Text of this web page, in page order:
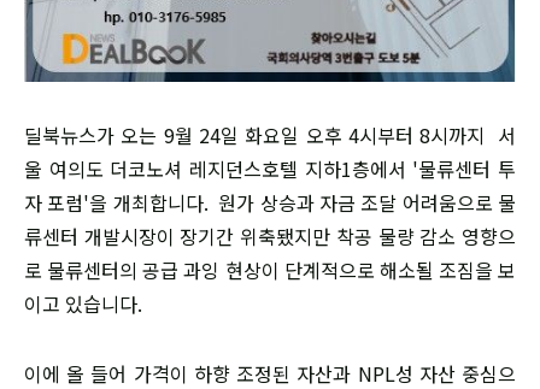
딜북뉴스가 오는 9월 24일 화요일 오후 4시부터 8시까지 서
울 여의도 더코노셔 레지던스호텔 지하1층에서 '물류센터 투
자 포럼'을 개최합니다. 원가 상승과 자금 조달 어려움으로 물
류센터 개발시장이 장기간 위축됐지만 착공 물량 감소 영향으
로 물류센터의 공급 과잉 현상이 단계적으로 해소될 조짐을 보
이고 있습니다.
이에 올 들어 가격이 하향 조정된 자산과 NPL성 자산 중심으